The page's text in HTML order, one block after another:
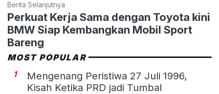
Berita Selanjutnya
Perkuat Kerja Sama dengan Toyota kini
BMW Siap Kembangkan Mobil Sport
Bareng
MOST POPULAR
1
Mengenang Peristiwa 27 Juli 1996,
Kisah Ketika PRD jadi Tumbal